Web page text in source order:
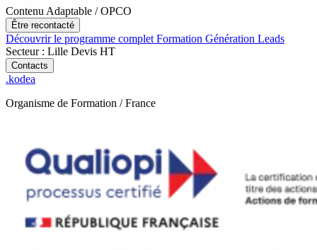
Contenu Adaptable / OPCO
Être recontacté
Découvrir le programme complet Formation Génération Leads
Secteur : Lille Devis HT
Contacts
.kodea
Organisme de Formation / France